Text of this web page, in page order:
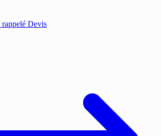
rappelé Devis